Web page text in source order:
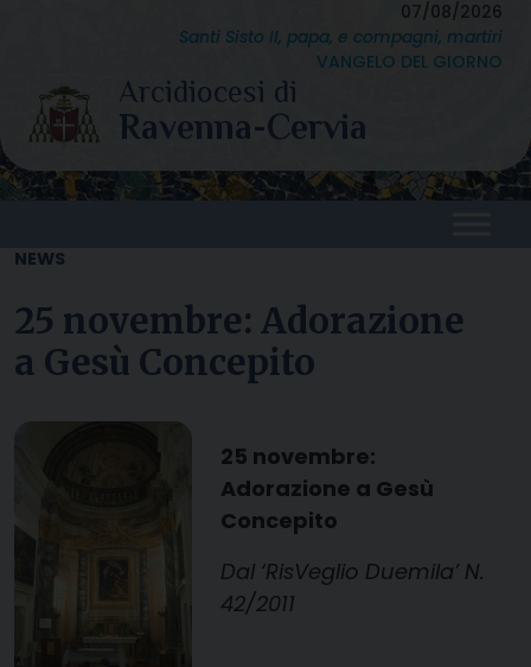
content
07/08/2026
Santi Sisto II, papa, e compagni, martiri
VANGELO DEL GIORNO
NEWS
25 novembre: Adorazione
a Gesù Concepito
25 novembre:
Adorazione a Gesù
Concepito
Dal ‘RisVeglio Duemila’ N.
42/2011